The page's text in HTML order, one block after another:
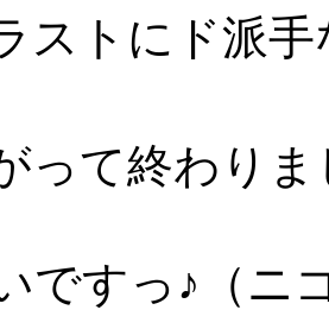
ストにド派
って終わりま
ですっ♪（ニ